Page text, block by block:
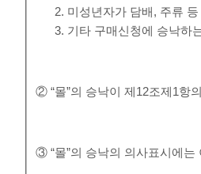
미성년자가 담배, 주류
기타 구매신청에 승낙하
② “몰”의 승낙이 제12조제1항
③ “몰”의 승낙의 의사표시에